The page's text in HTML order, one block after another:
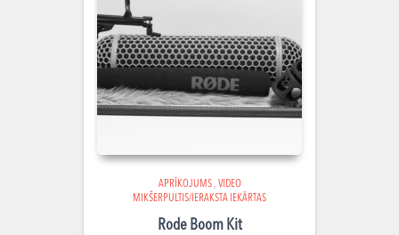
APRĪKOJUMS, VIDEO
MIKŠERPULTIS/IERAKSTA IEKĀRTAS
Rode Boom Kit